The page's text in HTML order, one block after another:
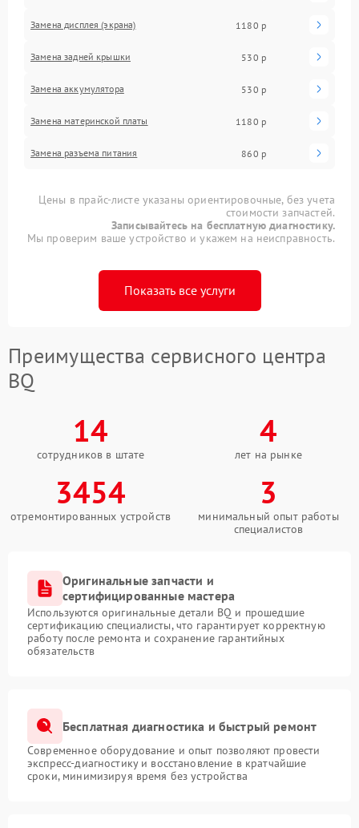
Замена дисплея (экрана) 1180 р
Замена задней крышки 530 р
Замена аккумулятора 530 р
Замена материнской платы 1180 р
Замена разъема питания 860 р
Цены в прайс-листе указаны ориентировочные, без учета
стоимости запчастей.
Записывайтесь на бесплатную диагностику.
Мы проверим ваше устройство и укажем на неисправность.
Показать все услуги
Преимущества сервисного центра
BQ
14
сотрудников в штате
4
лет на рынке
3454
отремонтированных устройств
3
минимальный опыт работы
специалистов
Оригинальные запчасти и
сертифицированные мастера
Используются оригинальные детали BQ и прошедшие
сертификацию специалисты, что гарантирует корректную
работу после ремонта и сохранение гарантийных
обязательств
Бесплатная диагностика и быстрый ремонт
Современное оборудование и опыт позволяют провести
экспресс-диагностику и восстановление в кратчайшие
сроки, минимизируя время без устройства